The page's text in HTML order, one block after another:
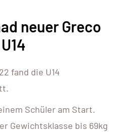
neuer Greco
fand die U14
Schüler am Start.
Gewichtsklasse bis 69kg